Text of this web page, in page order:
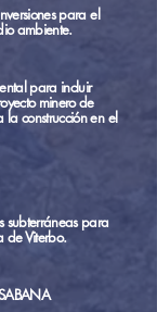
para el
ambiente.
para incluir
minero de
construcción en el
subterráneas para
de Viterbo.